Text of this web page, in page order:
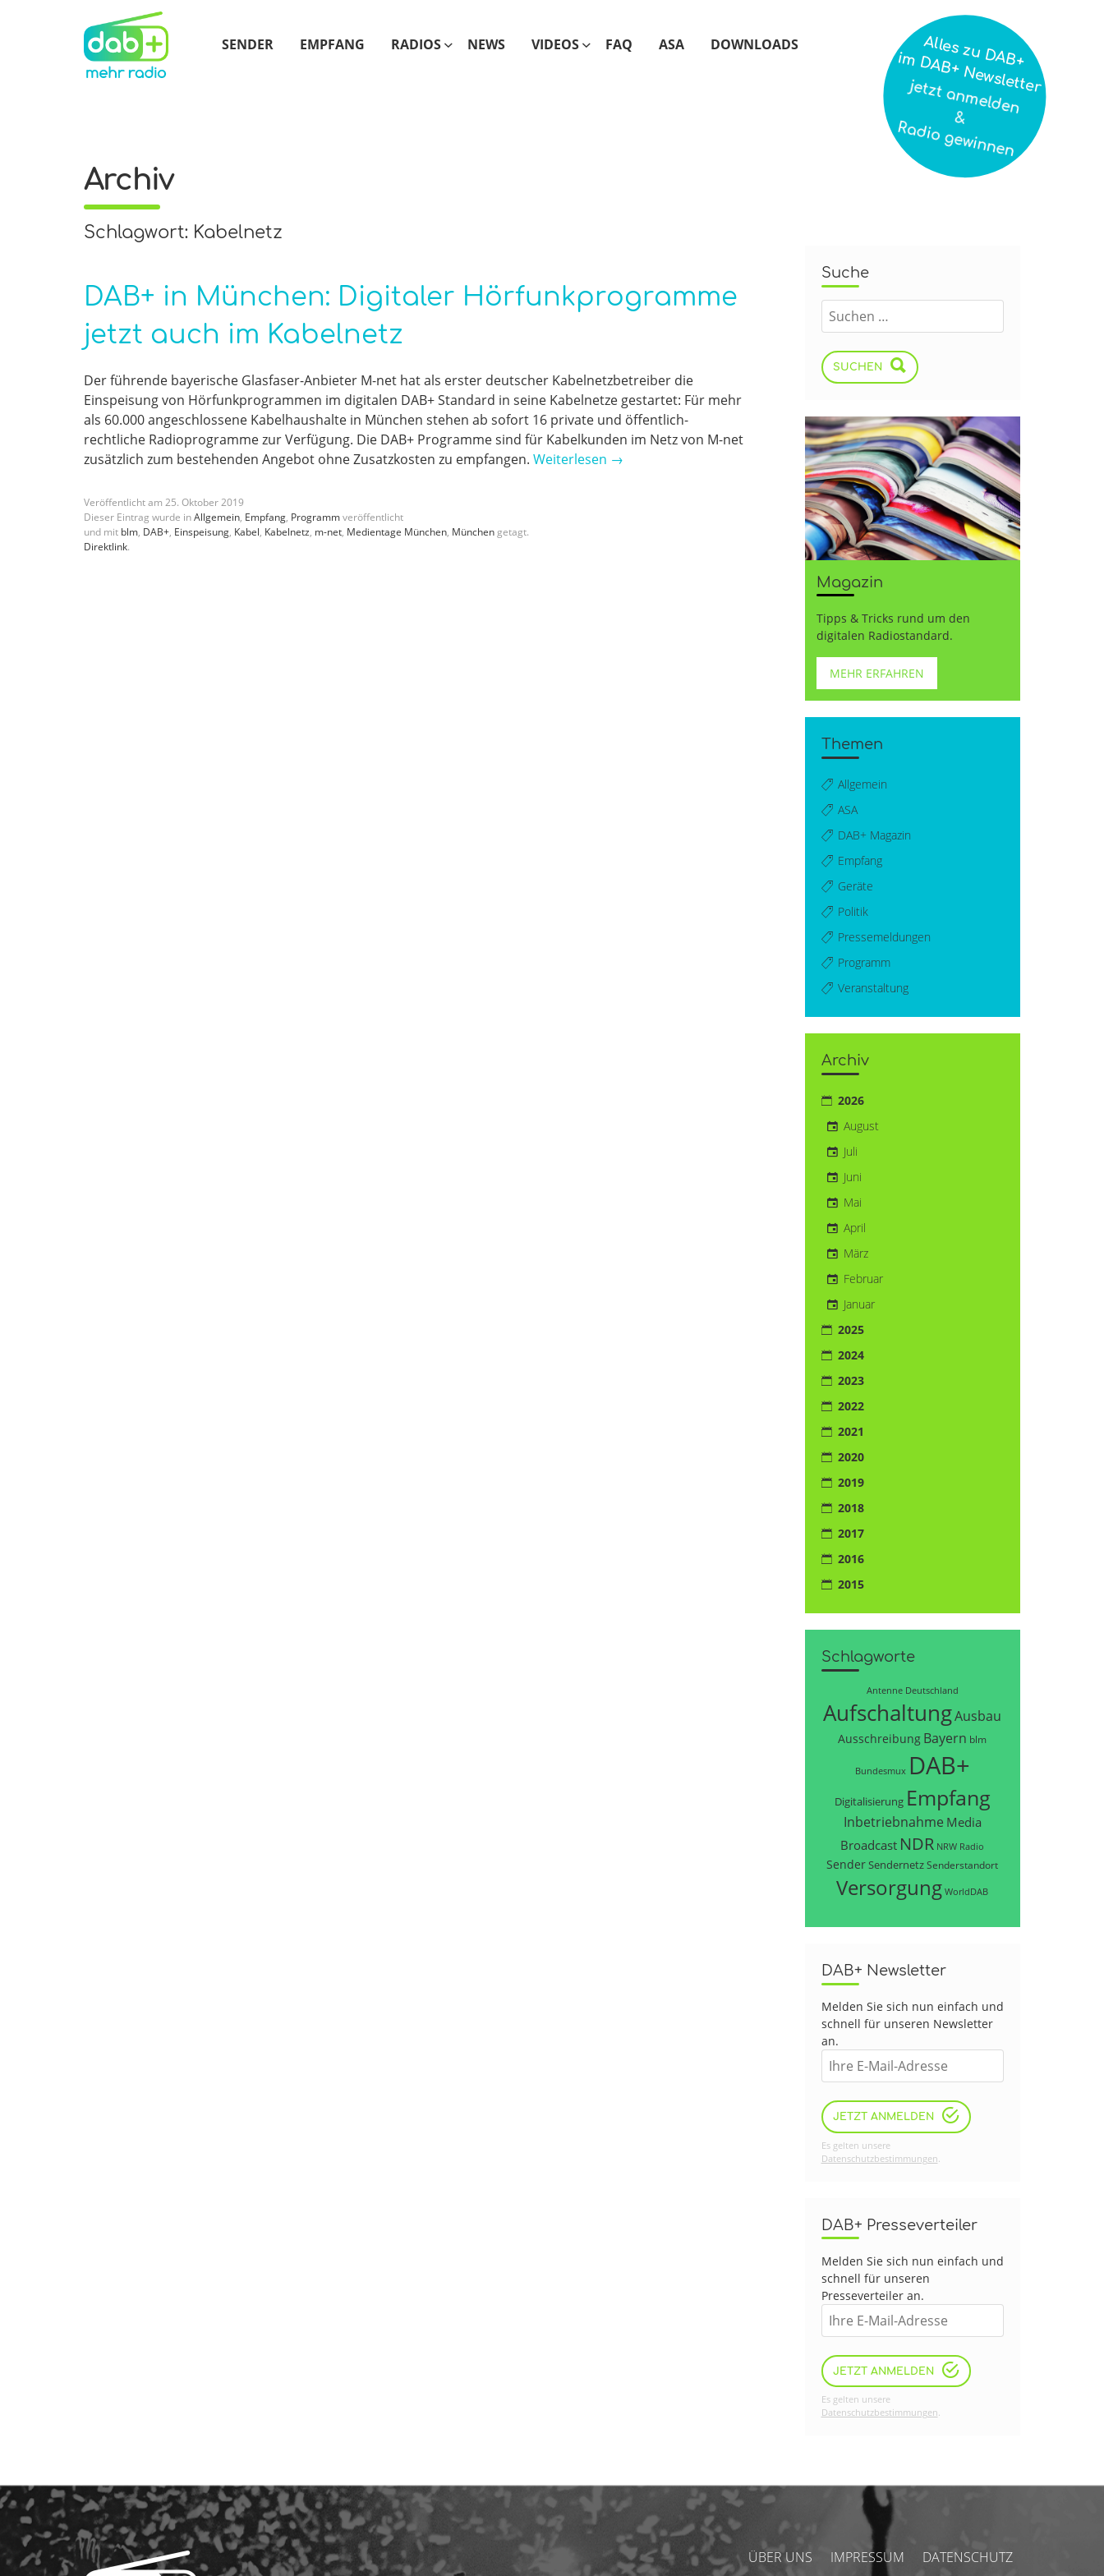
SENDER EMPFANG RADIOS NEWS VIDEOS FAQ ASA DOWNLOADS
Archiv
Schlagwort: Kabelnetz
DAB+ in München: Digitaler Hörfunkprogramme
jetzt auch im Kabelnetz
Der führende bayerische Glasfaser-Anbieter M-net hat als erster deutscher Kabelnetzbetreiber die
Einspeisung von Hörfunkprogrammen im digitalen DAB+ Standard in seine Kabelnetze gestartet: Für mehr
als 60.000 angeschlossene Kabelhaushalte in München stehen ab sofort 16 private und öffentlich-
rechtliche Radioprogramme zur Verfügung. Die DAB+ Programme sind für Kabelkunden im Netz von M-net
zusätzlich zum bestehenden Angebot ohne Zusatzkosten zu empfangen. Weiterlesen →
Veröffentlicht am 25. Oktober2019
Dieser Eintrag wurde inAllgemein, Empfang, Programmveröffentlicht
und mit blm, DAB+, Einspeisung, Kabel, Kabelnetz, m-net, Medientage München, München getagt.
Direktlink.
Suche
SUCHEN
Magazin
Tipps & Tricks rund um den
digitalen Radiostandard.
MEHR ERFAHREN
Themen
Allgemein
ASA
DAB+ Magazin
Empfang
Geräte
Politik
Pressemeldungen
Programm
Veranstaltung
Archiv
2026
August
Juli
Juni
Mai
April
März
Februar
Januar
2025
2024
2023
2022
2021
2020
2019
2018
2017
2016
2015
Schlagworte
Antenne Deutschland
AufschaltungAusbau
Ausschreibung Bayern blm
Bundesmux DAB+
Digitalisierung Empfang
Inbetriebnahme Media
Broadcast NDR NRW Radio
SenderSendernetzSenderstandort
Versorgung WorldDAB
DAB+ Newsletter
Melden Sie sich nun einfach und
schnell für unseren Newsletter
an.
JETZT ANMELDEN
Es gelten unsere
Datenschutzbestimmungen
DAB+ Presseverteiler
Melden Sie sich nun einfach und
schnell für unseren
Presseverteiler an.
JETZT ANMELDEN
Es gelten unsere
Datenschutzbestimmungen.
ÜBER UNS IMPRESSUM DATENSCHUTZ
Alles zu DAB+
im DAB+ Newsletter
jetzt anmelden
&
Radio gewinnen